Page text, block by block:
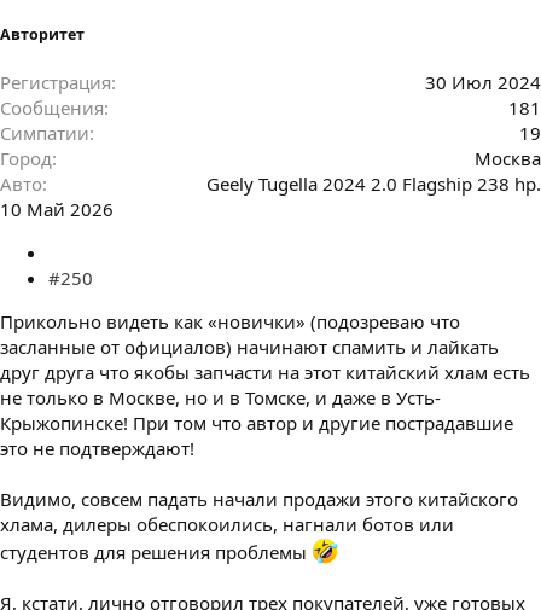
Авторитет
Регистрация
30 Июл 2024
Сообщения
181
Симпатии
19
Город
Москва
Авто
Geely Tugella 2024 2.0 Flagship 238 hp.
10 Май 2026
#250
Прикольно видеть как «новички» (подозреваю что
засланные от официалов) начинают спамить и лайкать
друг друга что якобы запчасти на этот китайский хлам есть
не только в Москве, но и в Томске, и даже в Усть-
Крыжопинске! При том что автор и другие пострадавшие
это не подтверждают!
Видимо, совсем падать начали продажи этого китайского
хлама, дилеры обеспокоились, нагнали ботов или
студентов для решения проблемы
Я, кстати, лично отговорил трех покупателей, уже готовых